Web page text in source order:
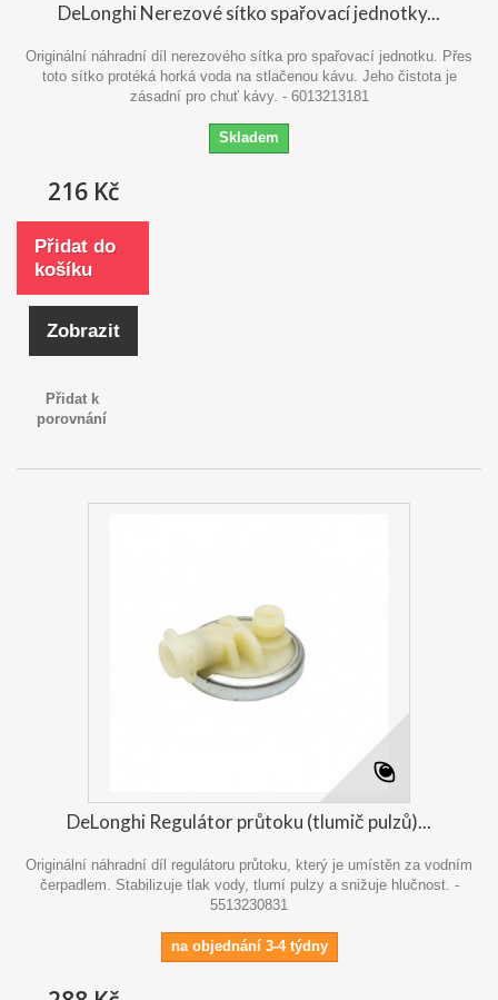
DeLonghi Nerezové sítko spařovací jednotky...
Originální náhradní díl nerezového sítka pro spařovací jednotku. Přes
toto sítko protéká horká voda na stlačenou kávu. Jeho čistota je
zásadní pro chuť kávy. - 6013213181
Skladem
216 Kč
Přidat do
košíku
Zobrazit
Přidat k
porovnání
DeLonghi Regulátor průtoku (tlumič pulzů)...
Originální náhradní díl regulátoru průtoku, který je umístěn za vodním
čerpadlem. Stabilizuje tlak vody, tlumí pulzy a snižuje hlučnost. -
5513230831
na objednání 3-4 týdny